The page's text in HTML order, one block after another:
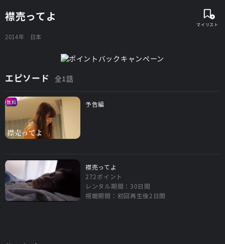
襟売ってよ
2014年 日本
エピソード 全1話
無料 予告編
襟売ってよ
272ポイント
レンタル期間：30日間
視聴期間：初回再生後2日間